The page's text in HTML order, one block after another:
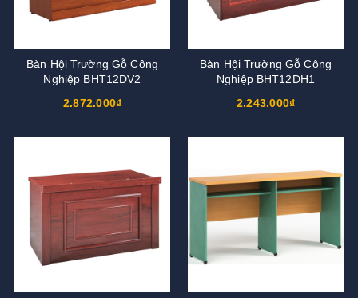
Bàn Hội Trường Gỗ Công
Nghiệp BHT12DV2
2.872.000₫
Bàn Hội Trường Gỗ Công
Nghiệp BHT12DH1
2.243.000₫